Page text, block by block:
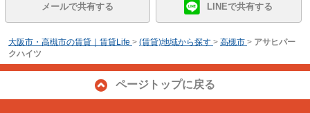
メールで共有する LINEで共有する
大阪市・高槻市の賃貸｜賃貸Life > (賃貸)地域から探す > 高槻市 > アサヒパー
クハイツ
ページトップに戻る